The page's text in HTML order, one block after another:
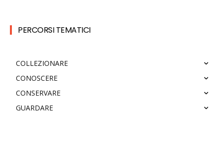
PERCORSI TEMATICI
COLLEZIONARE
CONOSCERE
CONSERVARE
GUARDARE